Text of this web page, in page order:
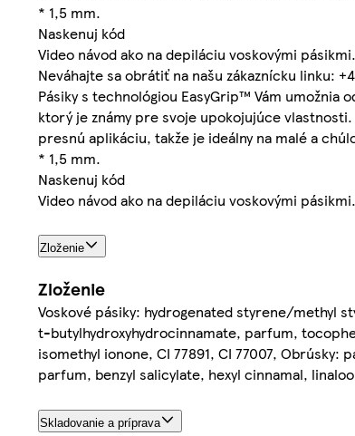
* 1,5 mm.
Naskenuj kód
Video návod ako na depiláciu voskovými pásikmi.
Neváhajte sa obrátiť na našu zákaznícku linku:
Pásiky s technológiou EasyGrip™ Vám
ktorý je známy pre svoje upokojujúce vlastnosti.
presnú aplikáciu, takže je ideálny na malé a
* 1,5 mm.
Naskenuj kód
Video návod ako na depiláciu voskovými pásikmi.
Zloženie
Zloženie
Voskové pásiky: hydrogenated styrene/
t-butylhydroxyhydrocinnamate, parfum,
isomethyl ionone, CI 77891, CI 77007,
parfum, benzyl salicylate, hexyl cinnamal,
Skladovanie a príprava